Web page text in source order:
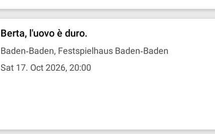
Berta, l'uovo è duro.
Baden‐Baden, Festspielhaus Baden‐Baden
Sat 17. Oct 2026, 20:00